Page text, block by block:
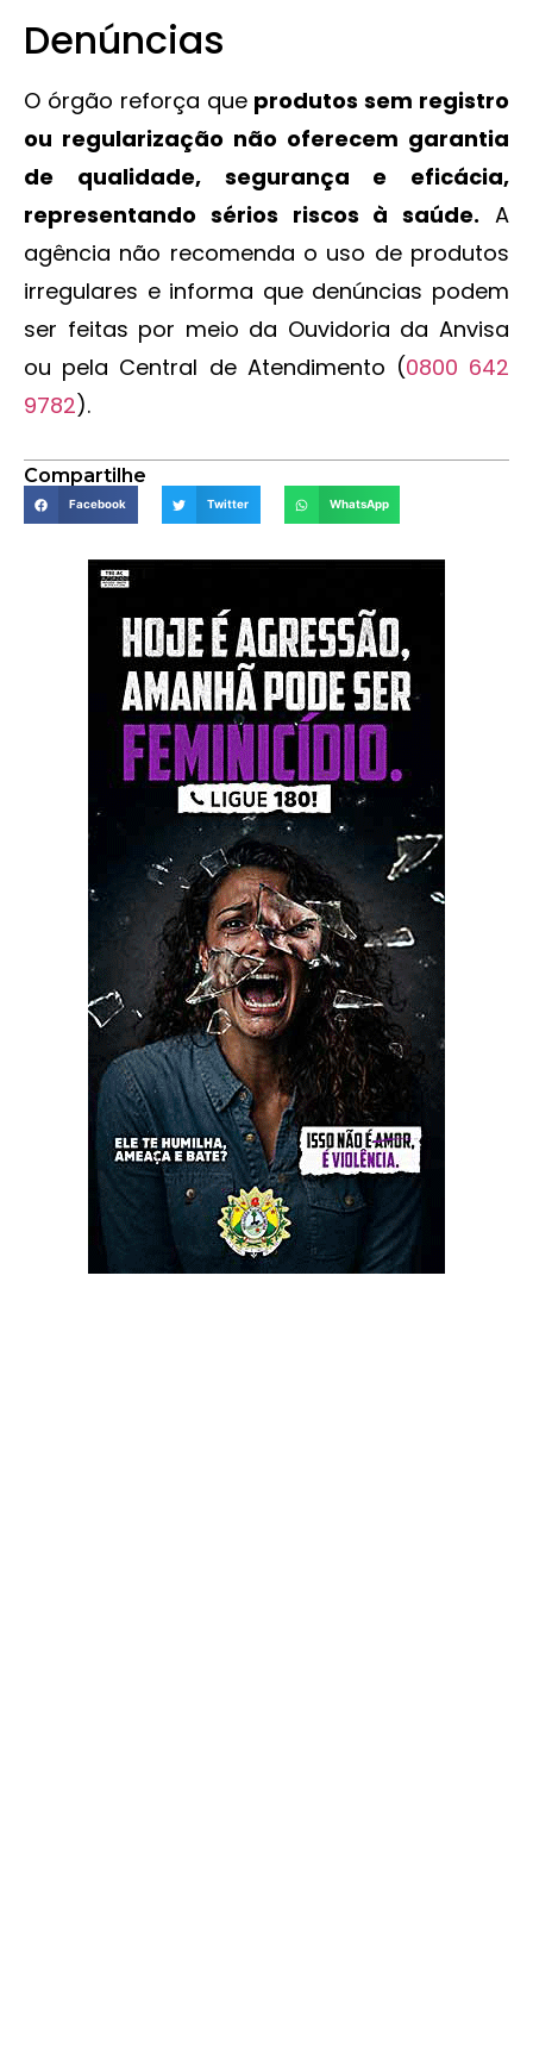
Denúncias
O órgão reforça que produtos sem registro
ou regularização não oferecem garantia
de qualidade, segurança e eficácia,
representando sérios riscos à saúde. A
agência não recomenda o uso de produtos
irregulares e informa que denúncias podem
ser feitas por meio da Ouvidoria da Anvisa
ou pela Central de Atendimento (0800 642
9782).
Compartilhe
Facebook Twitter WhatsApp